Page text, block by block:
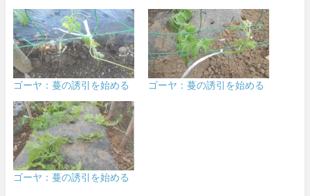
ゴーヤ：蔓の誘引を始める ゴーヤ：蔓の誘引を始める
ゴーヤ：蔓の誘引を始める